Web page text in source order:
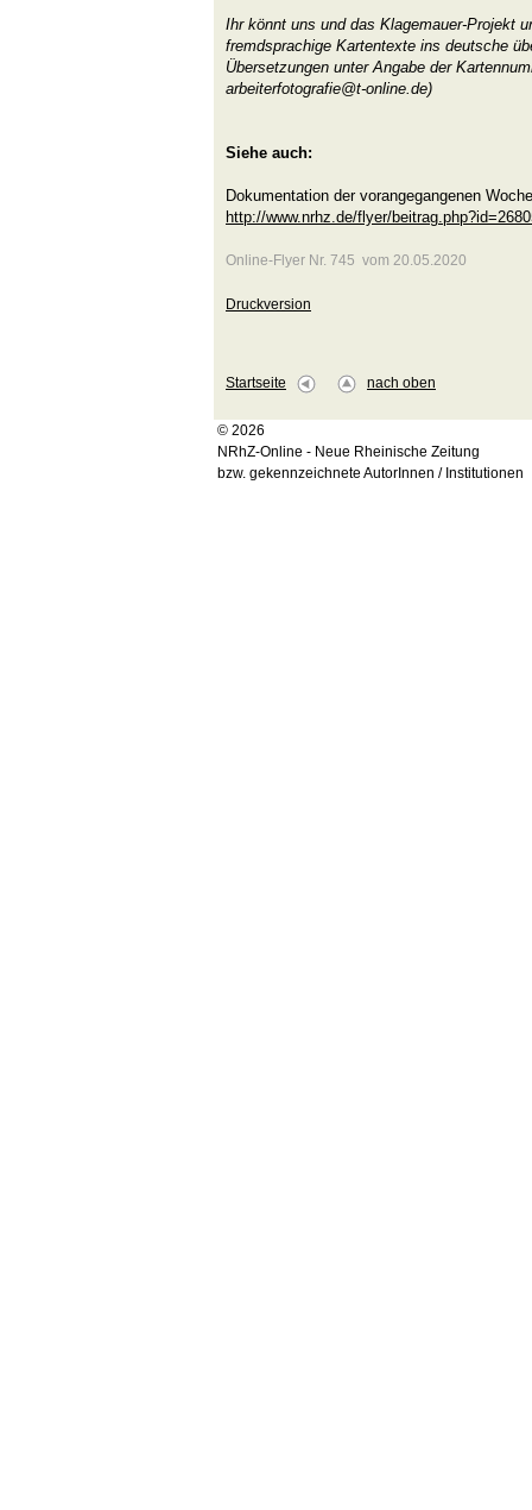
Ihr könnt uns und das Klagemauer-Projekt
fremdsprachige Kartentexte ins deutsche
Übersetzungen unter Angabe der
arbeiterfotografie@t-online.de)
Siehe auch:
Dokumentation der vorangegangenen
http://www.nrhz.de/flyer/
Online-Flyer Nr. 745 vom 20.05.2020
Druckversion
Startseite nach oben
© 2026
NRhZ-Online - Neue Rheinische Zeitung
bzw. gekennzeichnete AutorInnen / Institutionen